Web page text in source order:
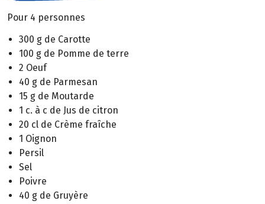
Pour 4 personnes
300 g de Carotte
100 g de Pomme de terre
2 Oeuf
40 g de Parmesan
15 g de Moutarde
1 c. à c de Jus de citron
20 cl de Crème fraîche
1 Oignon
Persil
Sel
Poivre
40 g de Gruyère